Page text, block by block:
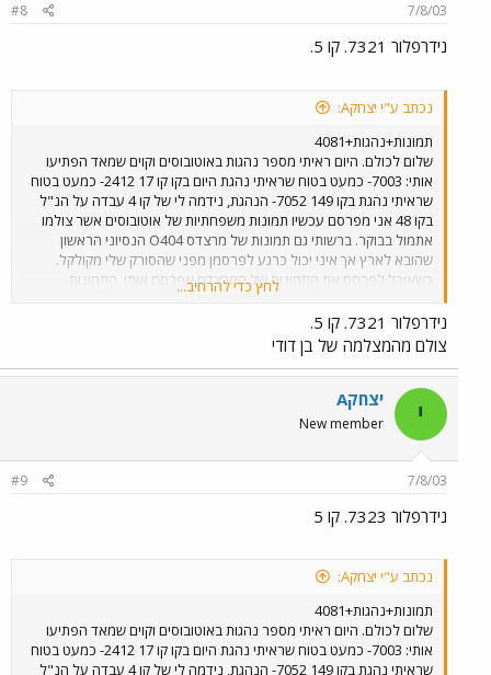
7/8/03
#8
נידרפלור 7321. קו 5.
נכתב ע"י יצחקA:
תמונות+נהגות+4081
שלום לכולם. היום ראיתי מספר נהגות באוטובוסים וקוים שמאד הפתיעו
אותי: 7003- כמעט בטוח שראיתי נהגת היום בקו קו 17 2412- כמעט בטוח
שראיתי נהגת בקו 149 7052- הנהגת, נידמה לי של קו 4 עבדה על הנ"ל
בקו 48 אני מפרסם עכשיו תמונות משפחתיות של אוטובוסים אשר צולמו
אתמול בבוקר. ברשותי גם תמונות של מרצדס O404 הנסיוני הראשון
שהובא לארץ אך איני יכול כרגע לפרסמן מפני שהסורק שלי מקולקל.
כשאוכל לפרסם את התמונות של המרצדס אפרסם אותן. התמונות
שאפרסם היום צולמו מהמצלמה הדיגיטלית של בן דודי כך שאלה התמונות
שצולם בשעה 9:40 בשדרות נורדאו, קו 5 בתל אביב.
לחץ כדי להרחיב...
נידרפלור 7321. קו 5.
צולם מהמצלמה של בן דודי
י יצחקA
New member
7/8/03
#9
נידרפלור 7323. קו 5
נכתב ע"י יצחקA:
תמונות+נהגות+4081
שלום לכולם. היום ראיתי מספר נהגות באוטובוסים וקוים שמאד הפתיעו
אותי: 7003- כמעט בטוח שראיתי נהגת היום בקו קו 17 2412- כמעט בטוח
שראיתי נהגת בקו 149 7052- הנהגת, נידמה לי של קו 4 עבדה על הנ"ל